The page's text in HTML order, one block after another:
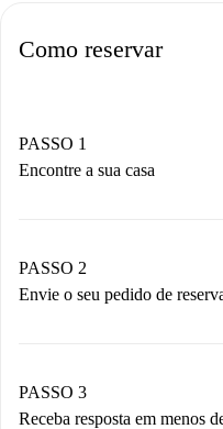
Como reservar
PASSO 1
Encontre a sua casa
Você tem todas as
antecipadamente.
PASSO 2
Envie o seu pedido de
Não cobramos nada
PASSO 3
Receba resposta em menos